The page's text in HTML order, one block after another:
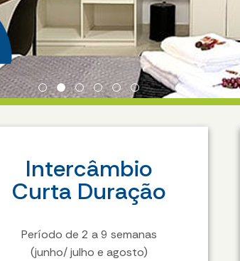
Intercâmbio
Curta Duração
Período de 2 a 9 semanas
(junho/ julho e agosto)